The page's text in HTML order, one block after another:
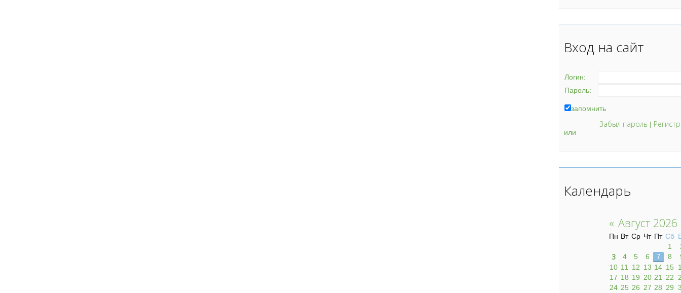
Вход на сайт
Логин:
Пароль:
запомнить
Забыл пароль |
или
Календарь
« Август 2026
Пн Вт Ср Чт Пт Сб
1
3 4 5 6 7 8
10 11 12 13 14 15
17 18 19 20 21 22
24 25 26 27 28 29